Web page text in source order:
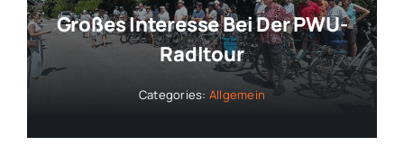
Großes Interesse Bei Der PWU-
Radltour
Categories: Allgemein